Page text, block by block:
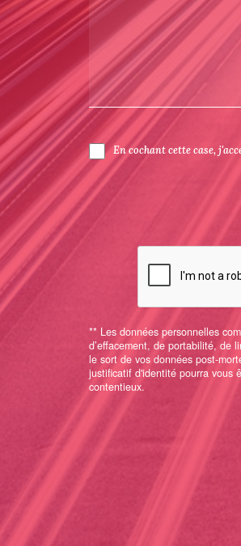
En cochant cette case,
** Les données personnelles
d’effacement, de portabilité, de
le sort de vos données post-
justificatif d'identité pourra vous
contentieux.